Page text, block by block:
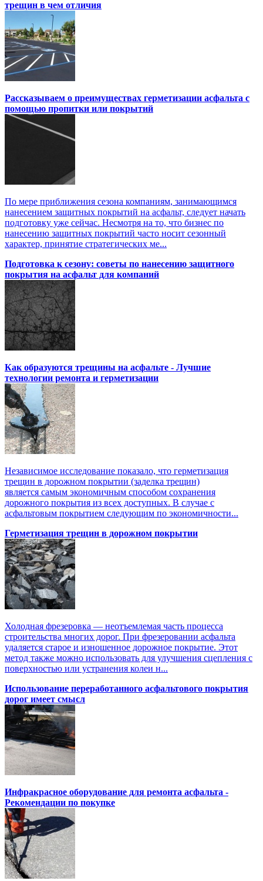
трещин в чем отличия
Рассказываем о преимуществах герметизации асфальта с
помощью пропитки или покрытий
По мере приближения сезона компаниям, занимающимся
нанесением защитных покрытий на асфальт, следует начать
подготовку уже сейчас. Несмотря на то, что бизнес по
нанесению защитных покрытий часто носит сезонный
характер, принятие стратегических ме...
Подготовка к сезону: советы по нанесению защитного
покрытия на асфальт для компаний
Как образуются трещины на асфальте - Лучшие
технологии ремонта и герметизации
Независимое исследование показало, что герметизация
трещин в дорожном покрытии (заделка трещин)
является самым экономичным способом сохранения
дорожного покрытия из всех доступных. В случае с
асфальтовым покрытием следующим по экономичности...
Герметизация трещин в дорожном покрытии
Холодная фрезеровка — неотъемлемая часть процесса
строительства многих дорог. При фрезеровании асфальта
удаляется старое и изношенное дорожное покрытие. Этот
метод также можно использовать для улучшения сцепления с
поверхностью или устранения колеи н...
Использование переработанного асфальтового покрытия
дорог имеет смысл
Инфракрасное оборудование для ремонта асфальта -
Рекомендации по покупке